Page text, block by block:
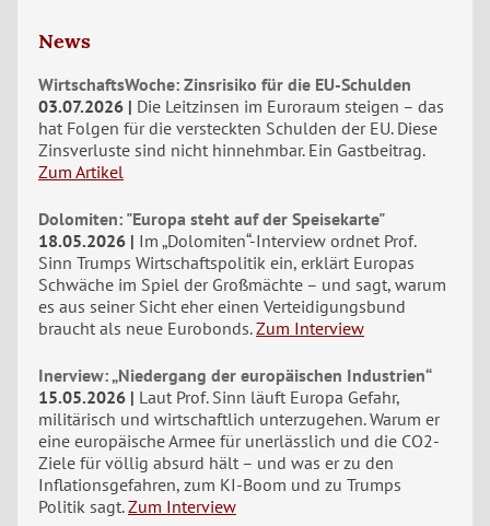
News
WirtschaftsWoche: Zinsrisiko für die EU-Schulden
03.07.2026
Die Leitzinsen im Euroraum steigen – das
hat Folgen für die versteckten Schulden der EU. Diese
Zinsverluste sind nicht hinnehmbar. Ein Gastbeitrag.
Zum Artikel
Dolomiten: "Europa steht auf der Speisekarte"
18.05.2026
Im „Dolomiten“-Interview ordnet Prof.
Sinn Trumps Wirtschaftspolitik ein, erklärt Europas
Schwäche im Spiel der Großmächte – und sagt, warum
es aus seiner Sicht eher einen Verteidigungsbund
braucht als neue Eurobonds. Zum Interview
Inerview: „Niedergang der europäischen Industrien“
15.05.2026
Laut Prof. Sinn läuft Europa Gefahr,
militärisch und wirtschaftlich unterzugehen. Warum er
eine europäische Armee für unerlässlich und die CO2-
Ziele für völlig absurd hält – und was er zu den
Inflationsgefahren, zum KI-Boom und zu Trumps
Politik sagt. Zum Interview